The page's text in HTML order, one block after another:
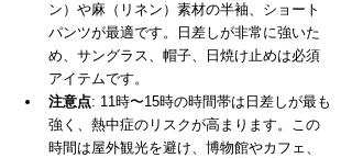
ン）や麻（リネン）素材の半袖、ショート
パンツが最適です。日差しが非常に強いた
め、サングラス、帽子、日焼け止めは必須
アイテムです。
注意点: 11時〜15時の時間帯は日差しが最も
強く、熱中症のリスクが高まります。この
時間は屋外観光を避け、博物館やカフェ、